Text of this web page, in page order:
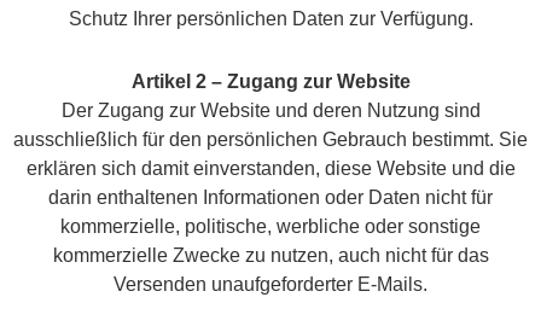
Schutz Ihrer persönlichen Daten zur Verfügung.
Artikel 2 – Zugang zur Website
Der Zugang zur Website und deren Nutzung sind
ausschließlich für den persönlichen Gebrauch bestimmt. Sie
erklären sich damit einverstanden, diese Website und die
darin enthaltenen Informationen oder Daten nicht für
kommerzielle, politische, werbliche oder sonstige
kommerzielle Zwecke zu nutzen, auch nicht für das
Versenden unaufgeforderter E-Mails.